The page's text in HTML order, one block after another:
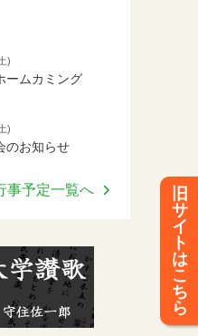
)
ームカミング
)
のお知らせ
事予定一覧へ
旧
サ
イ
ト
は
こ
ち
ら